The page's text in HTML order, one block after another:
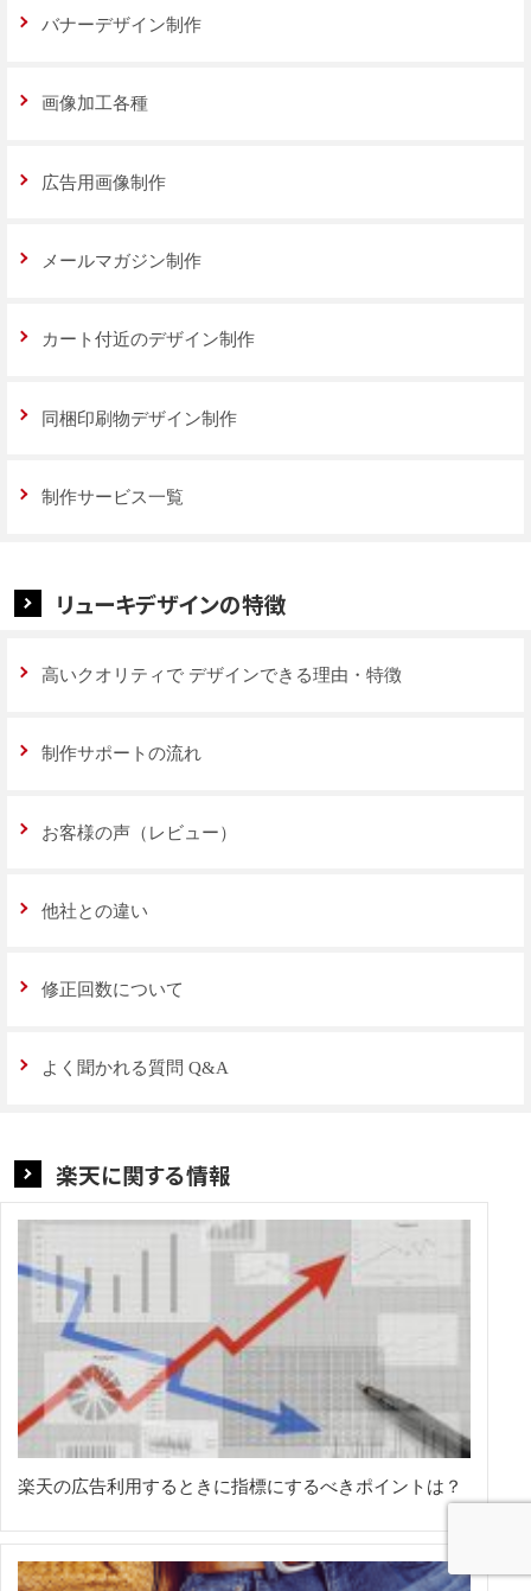
バナーデザイン制作
画像加工各種
広告用画像制作
メールマガジン制作
カート付近のデザイン制作
同梱印刷物デザイン制作
制作サービス一覧
リューキデザインの特徴
高いクオリティで デザインできる理由・特徴
制作サポートの流れ
お客様の声（レビュー）
他社との違い
修正回数について
よく聞かれる質問 Q&A
楽天に関する情報
楽天の広告利用するときに指標にするべきポイントは？